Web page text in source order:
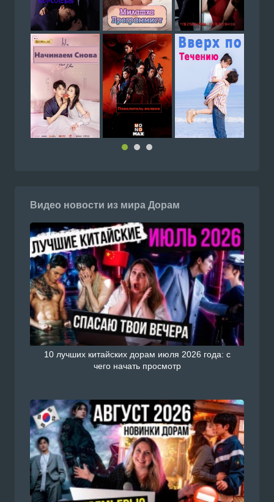
Видео новости из мира Дорам
10 лучших китайских дорам июля 2026 года: с
чего начать просмотр